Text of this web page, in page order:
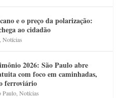
e o preço da polarização:
ao cidadão
,Notícias
2026: São Paulo abre
com foco em caminhadas,
ferroviário
Paulo,Notícias